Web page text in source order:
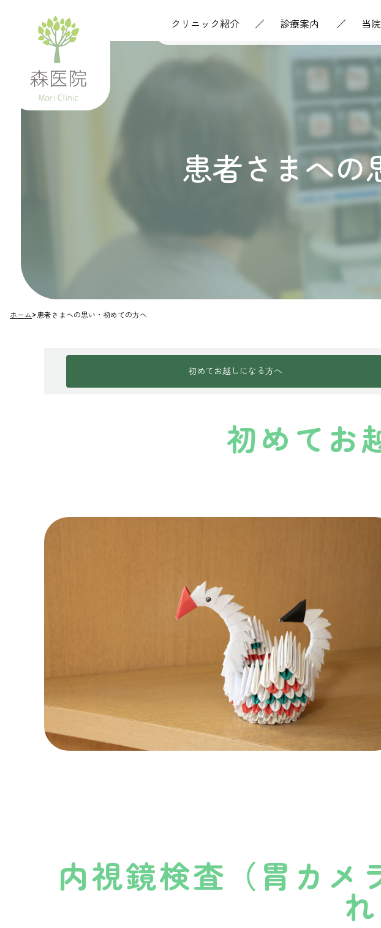
クリニック紹介 診療案内 当
患者さまへの
ホーム>患者さまへの思い・初めての方へ
初めてお越しになる方へ
初めてお
内視鏡検査（胃カメ